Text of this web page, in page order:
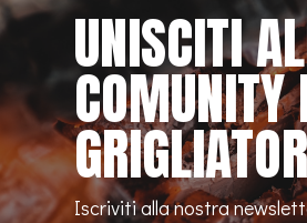
UNISCITI
COMUNITY
Iscriviti alla nostra